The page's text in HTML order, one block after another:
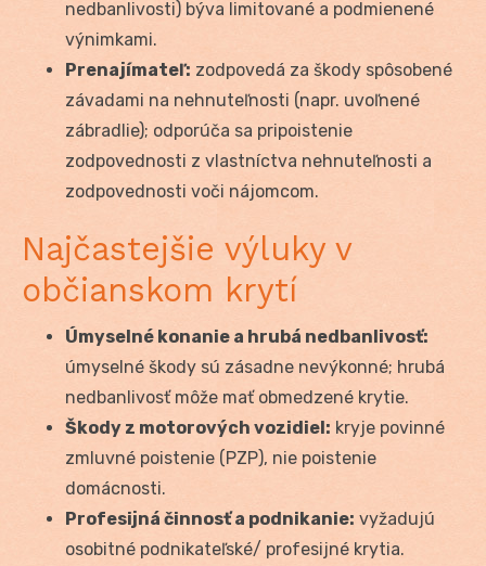
nedbanlivosti) býva limitované a podmienené
výnimkami.
Prenajímateľ: zodpovedá za škody spôsobené
závadami na nehnuteľnosti (napr. uvoľnené
zábradlie); odporúča sa pripoistenie
zodpovednosti z vlastníctva nehnuteľnosti a
zodpovednosti voči nájomcom.
Najčastejšie výluky v
občianskom krytí
Úmyselné konanie a hrubá nedbanlivosť:
úmyselné škody sú zásadne nevýkonné; hrubá
nedbanlivosť môže mať obmedzené krytie.
Škody z motorových vozidiel: kryje povinné
zmluvné poistenie (PZP), nie poistenie
domácnosti.
Profesijná činnosť a podnikanie: vyžadujú
osobitné podnikateľské/ profesijné krytia.